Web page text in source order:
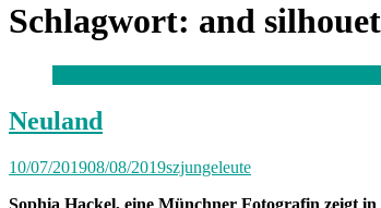
Schlagwort: and
Neuland
10/07/201908/08/2019szjungeleute
Sophia Hackel, eine Münchner Fotografin zeigt